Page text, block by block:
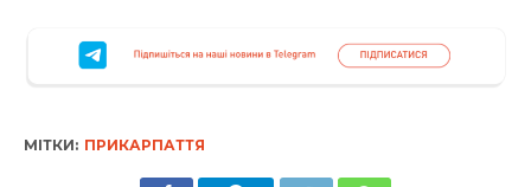
МІТКИ: ПРИКАРПАТТЯ